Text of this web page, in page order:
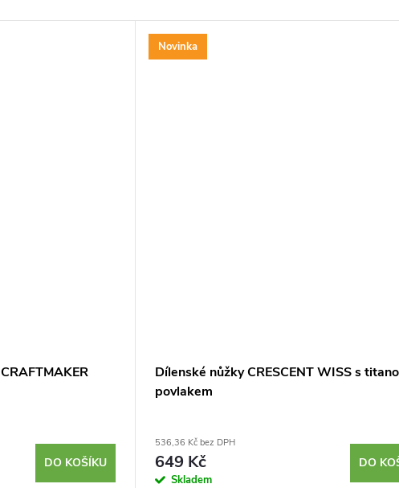
DO KOŠÍKU
Novinka
Dílenské nůžky CRESCENT WISS s
povlakem
536,36 Kč bez DPH
649 Kč
Skladem
DO